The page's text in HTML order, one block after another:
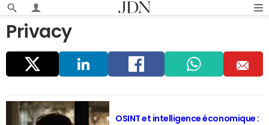
Privacy
ger dIn ook app
OSINT et intelligence économique :